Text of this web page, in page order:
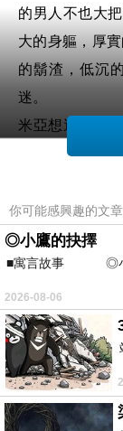
的男人不也大
大的身軀，厚
的鬍渣，低沉
迷。
米亞想過若遇
了想，必須是
這天他們走了
飯，一起走到
要開了，才手
喝了什麼? 聊了
悅的心情。整整
看著她，眼裡
麼感覺了，哈
情迷，她想將
你可能感興趣的文章
◎小鷹的抉擇
■寓言故事 ◎小
⊕潘
仞的懸崖上，有一座
2026-08-06